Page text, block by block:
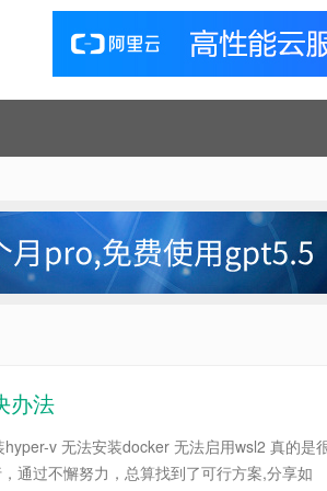
办法
v 无法安装docker 无法启用wsl2 真的是
通过不懈努力，总算找到了可行方案,分享如